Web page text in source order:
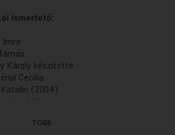
ismertető:
Imre
Károly készítette
Cecília
(2004)
TÖBB